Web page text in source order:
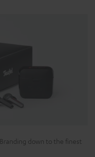
: Branding down to the finest